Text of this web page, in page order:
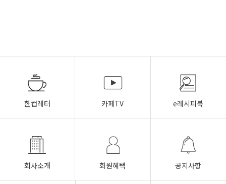
한컵레터 카페TV e레시피북
회사소개 회원혜택 공지사항